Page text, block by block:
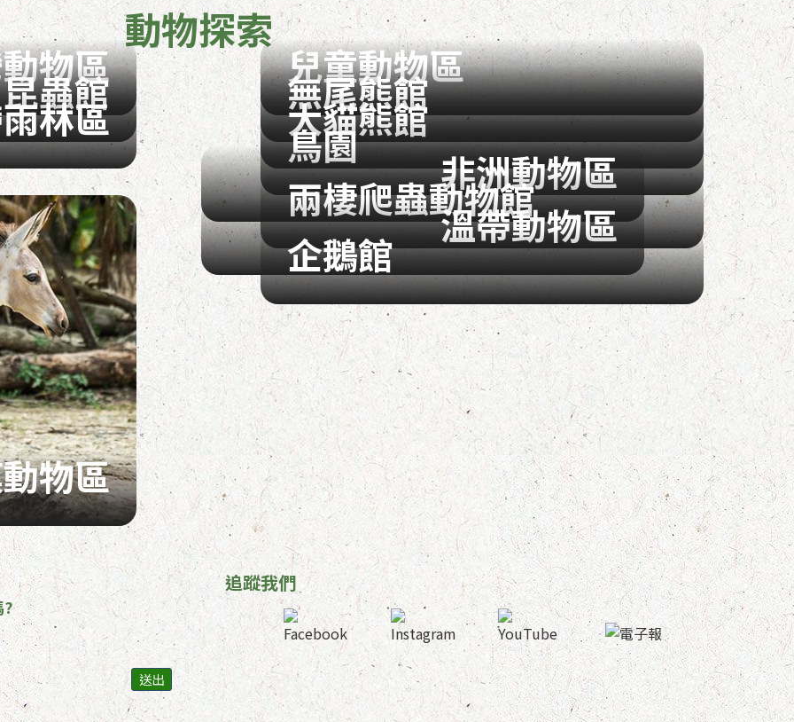
動物探索
物區 兒童動物區
昆蟲館 無尾熊館
林區 大貓熊館
物區
鳥園
非洲動物區
兩棲爬蟲動物館
溫帶動物區
企鵝館
追蹤我們